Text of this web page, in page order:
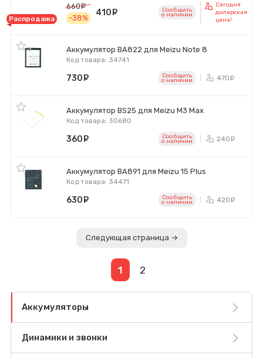
Распродажа
660
-38%
410 руб.Сообщить
o наличии
Сегодня
дилерская
цена!
Аккумулятор BA822 для Meizu Note 8
Код товара: 34741
730 Сообщить
o наличии 470
Аккумулятор BS25 для Meizu M3 Max
Код товара: 30680
360 Сообщить
o наличии 240
Аккумулятор BA891 для Meizu 15 Plus
Код товара: 34471
630 Сообщить
o наличии 420
Следующая страница →
1 2
Аккумуляторы
Динамики и звонки